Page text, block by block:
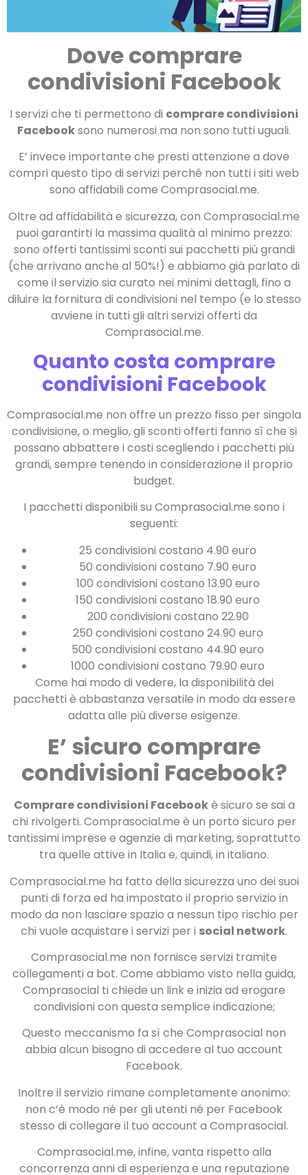
Dove comprare
condivisioni Facebook
I servizi che ti permettono di comprare condivisioni
Facebooksono numerosi ma non sono tutti uguali.
E’ invece importante che presti attenzione a dove
compri questo tipo di servizi perché non tutti i siti web
sono affidabili come Comprasocial.me.
Oltre ad affidabilità e sicurezza, con Comprasocial.me
puoi garantirti la massima qualità al minimo prezzo:
sono offerti tantissimi sconti sui pacchetti più grandi
(che arrivano anche al 50%!) e abbiamo già parlato di
come il servizio sia curato nei minimi dettagli, fino a
diluire la fornitura di condivisioni nel tempo (e lo stesso
avviene in tutti gli altri servizi offerti da
Comprasocial.me.
Quanto costa comprare
condivisioni Facebook
Comprasocial.me non offre un prezzo fisso per singola
condivisione, o meglio, gli sconti offerti fanno sì che si
possano abbattere i costi scegliendo i pacchetti più
grandi, sempre tenendo in considerazione il proprio
budget.
I pacchetti disponibili su Comprasocial.me sono i
seguenti:
25 condivisioni costano 4.90 euro
50 condivisioni costano 7.90 euro
100 condivisioni costano 13.90 euro
150 condivisioni costano 18.90 euro
200 condivisioni costano 22.90
250 condivisioni costano 24.90 euro
500 condivisioni costano 44.90 euro
1000 condivisioni costano 79.90 euro
Come hai modo di vedere, la disponibilità dei
pacchetti è abbastanza versatile in modo da essere
adatta alle più diverse esigenze.
E’ sicuro comprare
condivisioni Facebook?
Comprare condivisioni Facebookè sicuro se sai a
chi rivolgerti. Comprasocial.me è un porto sicuro per
tantissimi imprese e agenzie di marketing, soprattutto
tra quelle attive in Italia e, quindi, in italiano.
Comprasocial.me ha fatto della sicurezza uno dei suoi
punti di forza ed ha impostato il proprio servizio in
modo da non lasciare spazio a nessun tipo rischio per
chi vuole acquistare i servizi per i social network.
Comprasocial.me non fornisce servizi tramite
collegamenti a bot. Come abbiamo visto nella guida,
Comprasocial ti chiede un link e inizia ad erogare
condivisioni con questa semplice indicazione;
Questo meccanismo fa sì che Comprasocial non
abbia alcun bisogno di accedere al tuo account
Facebook.
Inoltre il servizio rimane completamente anonimo:
non c’è modo né per gli utenti né per Facebook
stesso di collegare il tuo account a Comprasocial.
Comprasocial.me, infine, vanta rispetto alla
concorrenza anni di esperienza e una reputazione